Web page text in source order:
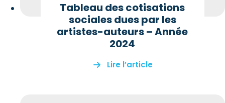
Tableau des cotisations
sociales dues par les
artistes-auteurs – Année
2024
Lire l’article